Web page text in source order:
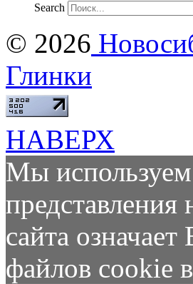
Search
© 2026
Глинки
НАВЕРХ
Мы
представления
сайта
файлов cookie